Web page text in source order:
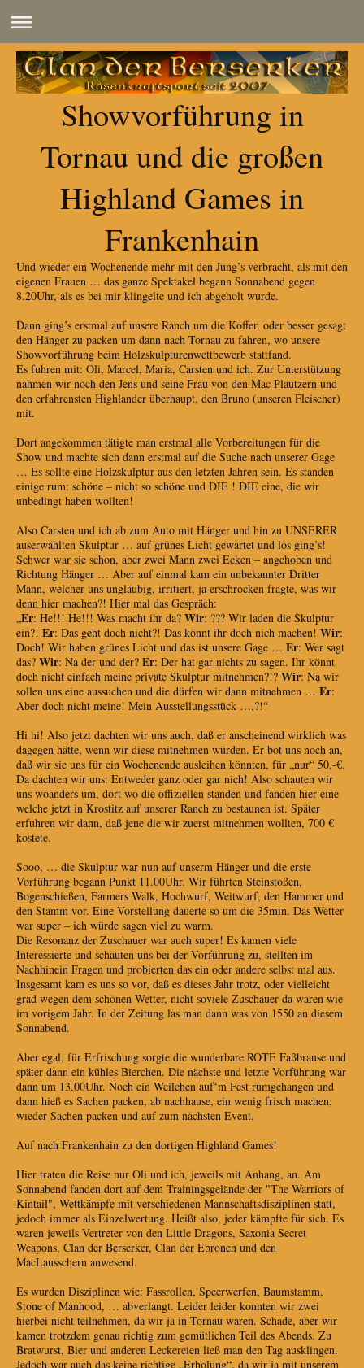
Showvorführung in
Tornau und die großen
Highland Games in
Frankenhain
Und wieder ein Wochenende mehr mit den Jung’s verbracht, als mit den
eigenen Frauen … das ganze Spektakel begann Sonnabend gegen
8.20Uhr, als es bei mir klingelte und ich abgeholt wurde.
Dann ging’s erstmal auf unsere Ranch um die Koffer, oder besser gesagt
den Hänger zu packen um dann nach Tornau zu fahren, wo unsere
Showvorführung beim Holzskulpturenwettbewerb stattfand.
Es fuhren mit: Oli, Marcel, Maria, Carsten und ich. Zur Unterstützung
nahmen wir noch den Jens und seine Frau von den Mac Plautzern und
den erfahrensten Highlander überhaupt, den Bruno (unseren Fleischer)
mit.
Dort angekommen tätigte man erstmal alle Vorbereitungen für die
Show und machte sich dann erstmal auf die Suche nach unserer Gage
… Es sollte eine Holzskulptur aus den letzten Jahren sein. Es standen
einige rum: schöne – nicht so schöne und DIE ! DIE eine, die wir
unbedingt haben wollten!
Also Carsten und ich ab zum Auto mit Hänger und hin zu UNSERER
auserwählten Skulptur … auf grünes Licht gewartet und los ging’s!
Schwer war sie schon, aber zwei Mann zwei Ecken – angehoben und
Richtung Hänger … Aber auf einmal kam ein unbekannter Dritter
Mann, welcher uns ungläubig, irritiert, ja erschrocken fragte, was wir
denn hier machen?! Hier mal das Gespräch:
„Er: He!!! He!!! Was macht ihr da? Wir: ??? Wir laden die Skulptur
ein?! Er: Das geht doch nicht?! Das könnt ihr doch nich machen! Wir:
Doch! Wir haben grünes Licht und das ist unsere Gage … Er: Wer sagt
das? Wir: Na der und der? Er: Der hat gar nichts zu sagen. Ihr könnt
doch nicht einfach meine private Skulptur mitnehmen?!? Wir: Na wir
sollen uns eine aussuchen und die dürfen wir dann mitnehmen … Er:
Aber doch nicht meine! Mein Ausstellungsstück ….?!“
Hi hi! Also jetzt dachten wir uns auch, daß er anscheinend wirklich was
dagegen hätte, wenn wir diese mitnehmen würden. Er bot uns noch an,
daß wir sie uns für ein Wochenende ausleihen könnten, für „nur“ 50,-€.
Da dachten wir uns: Entweder ganz oder gar nich! Also schauten wir
uns woanders um, dort wo die offiziellen standen und fanden hier eine
welche jetzt in Krostitz auf unserer Ranch zu bestaunen ist. Später
erfuhren wir dann, daß jene die wir zuerst mitnehmen wollten, 700 €
kostete.
Sooo, … die Skulptur war nun auf unserm Hänger und die erste
Vorführung begann Punkt 11.00Uhr. Wir führten Steinstoßen,
Bogenschießen, Farmers Walk, Hochwurf, Weitwurf, den Hammer und
den Stamm vor. Eine Vorstellung dauerte so um die 35min. Das Wetter
war super – ich würde sagen viel zu warm.
Die Resonanz der Zuschauer war auch super! Es kamen viele
Interessierte und schauten uns bei der Vorführung zu, stellten im
Nachhinein Fragen und probierten das ein oder andere selbst mal aus.
Insgesamt kam es uns so vor, daß es dieses Jahr trotz, oder vielleicht
grad wegen dem schönen Wetter, nicht soviele Zuschauer da waren wie
im vorigem Jahr. In der Zeitung las man dann was von 1550 an diesem
Sonnabend.
Aber egal, für Erfrischung sorgte die wunderbare ROTE Faßbrause und
später dann ein kühles Bierchen. Die nächste und letzte Vorführung war
dann um 13.00Uhr. Noch ein Weilchen auf‘m Fest rumgehangen und
dann hieß es Sachen packen, ab nachhause, ein wenig frisch machen,
wieder Sachen packen und auf zum nächsten Event.
Auf nach Frankenhain zu den dortigen Highland Games!
Hier traten die Reise nur Oli und ich, jeweils mit Anhang, an. Am
Sonnabend fanden dort auf dem Trainingsgelände der "The Warriors of
Kintail", Wettkämpfe mit verschiedenen Mannschaftsdisziplinen statt,
jedoch immer als Einzelwertung. Heißt also, jeder kämpfte für sich. Es
waren jeweils Vertreter von den Little Dragons, Saxonia Secret
Weapons, Clan der Berserker, Clan der Ebronen und den
MacLausschern anwesend.
Es wurden Disziplinen wie: Fassrollen, Speerwerfen, Baumstamm,
Stone of Manhood, … abverlangt. Leider leider konnten wir zwei
hierbei nicht teilnehmen, da wir ja in Tornau waren. Schade, aber wir
kamen trotzdem genau richtig zum gemütlichen Teil des Abends. Zu
Bratwurst, Bier und anderen Leckereien ließ man den Tag ausklingen.
Jedoch war auch das keine richtige „Erholung“, da wir ja mit unserem